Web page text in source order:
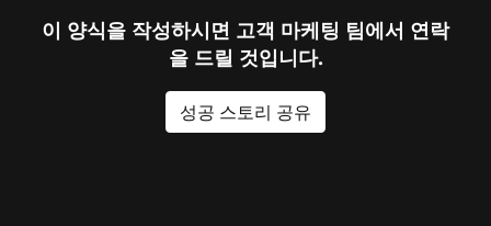
이 양식을 작성하시면 고객 마케팅 팀에서 연락
을 드릴 것입니다.
성공 스토리 공유